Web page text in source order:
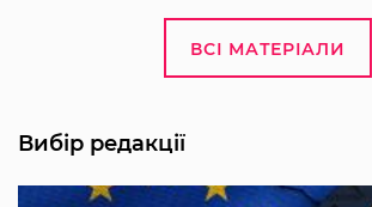
ВСІ МАТЕРІАЛИ
Вибір редакції